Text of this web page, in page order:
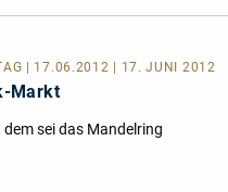
| 17.06.2012 | 17. JUNI 2012
Markt
sei das Mandelring